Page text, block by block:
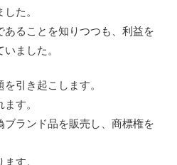
た。
ることを知りつつも、利益を
ました。
引き起こします。
す。
ランド品を販売し、商標権を
す。